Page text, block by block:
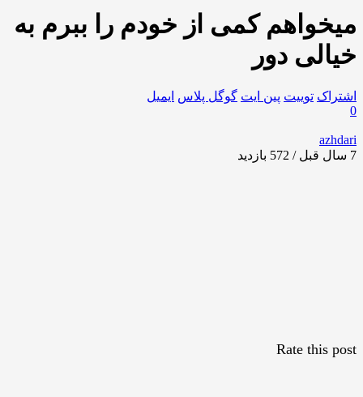
میخواهم کمی از خودم را ببرم به
خیالی دور
اشتراک توییت پین ایت گوگل‌ پلاس ایمیل
0
azhdari
7 سال قبل / 572
بازدید
Rate this post